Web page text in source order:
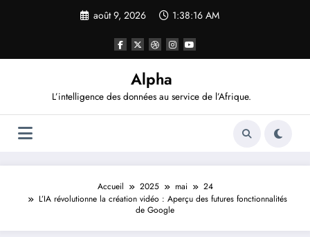
août 9, 2026 1:38:17 AM
Alpha
L’intelligence des données au service de l’Afrique.
Accueil 2025 mai
24
L’IA révolutionne la création vidéo : Aperçu des futures fonctionnalités
de Google